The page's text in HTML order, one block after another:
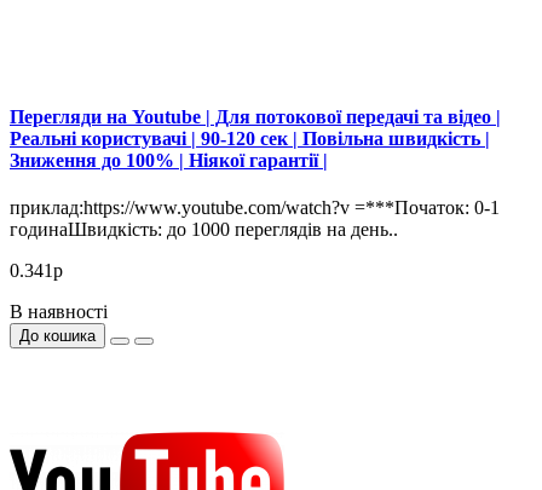
Перегляди на Youtube | Для потокової передачі та відео |
Реальні користувачі | 90-120 сек | Повільна швидкість |
Зниження до 100% | Ніякої гарантії |
приклад:https://www.youtube.com/watch?v =***Початок: 0-1
годинаШвидкість: до 1000 переглядів на день..
0.341р
В наявності
До кошика